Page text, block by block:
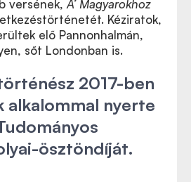
versének, A’ Magyarokhoz
Kéziratok,
elő Pannonhalmán,
sőt Londonban is.
2017-ben
alkalommal nyerte
ösztöndíját.